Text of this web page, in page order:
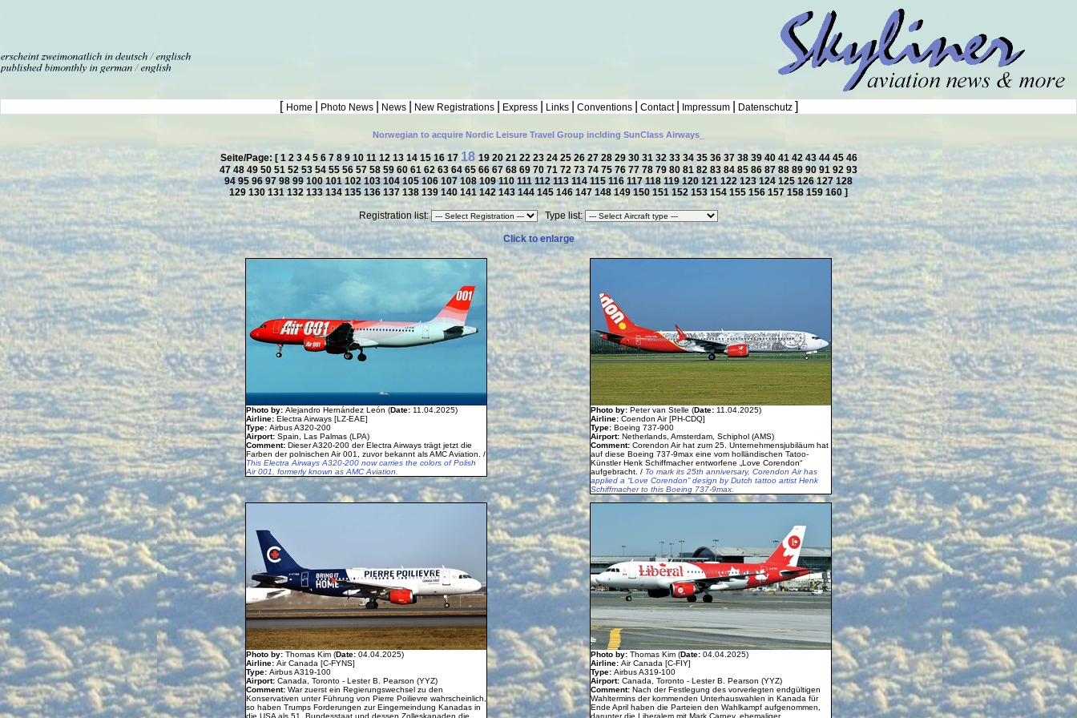
[ Home Photo News News New Registrations Express Links Conventions Contact Impressum Datenschutz ]
Norwegian to acquire Nordic Leisure Travel Group inclding SunClass Airways_
Seite/Page: [1 2 3 4 5 6 7 8 9 10 11 12 13 14 15 16 17 18 19 20 21 22 23 24 25 26 27 28 29 30 31 32 33 34 35 36 37 38 39 40 41 42 43 44 45 46
4748 49 50 51 52 53 54 55 56 57 5859 60 61 62 63 6465 66 67 68 69 7071 72 73 74 75 76 77 78 79 80 81 82 83 84 85 86 8788 89 90 91 92 93
94 95 96 97 98 99100101102 103 104 105 106 107108109110 111 112 113 114 115 116117118 119120 121 122 123124 125126127 128
129 130131132133134135136 137 138 139 140141142143 144 145 146 147 148 149 150151152 153 154 155 156157 158 159 160]
Registration list: Type list:
Click to enlarge
Photo by: Alejandro Hernández León (Date: 11.04.2025)
Airline: Electra Airways [LZ-EAE]
Type: Airbus A320-200
Airport: Spain, Las Palmas (LPA)
Comment: Dieser A320-200 der Electra Airways trägt jetzt die
Farben der polnischen Air 001, zuvor bekannt als AMC Aviation. /
This Electra Airways A320-200 now carries the colors of Polish
Air 001, formerly known as AMC Aviation.
Photo by: Peter van Stelle (Date: 11.04.2025)
Airline: Coendon Air [PH-CDQ]
Type: Boeing 737-900
Airport: Netherlands, Amsterdam, Schiphol (AMS)
Comment: Corendon Air hat zum 25. Unternehmensjubiläum hat
auf diese Boeing 737-9max eine vom holländischen Tatoo-
Künstler Henk Schiffmacher entworfene „Love Corendon“
aufgebracht. / To mark its 25th anniversary, Corendon Air has
applied a “Love Corendon” design by Dutch tattoo artist Henk
Schiffmacher to this Boeing 737-9max.
Photo by: Thomas Kim (Date: 04.04.2025)
Airline: Air Canada [C-FYNS]
Type: Airbus A319-100
Airport: Canada, Toronto - Lester B. Pearson (YYZ)
Comment: War zuerst ein Regierungswechsel zu den
Konservativen unter Führung von Pierre Poilievre wahrscheinlich,
so haben Trumps Forderungen zur Eingemeindung Kanadas in
die USA als 51. Bundesstaat und dessen Zolleskapaden die
Photo by: Thomas Kim (Date: 04.04.2025)
Airline: Air Canada [C-FIY]
Type: Airbus A319-100
Airport: Canada, Toronto - Lester B. Pearson (YYZ)
Comment: Nach der Festlegung des vorverlegten endgültigen
Wahltermins der kommenden Unterhauswahlen in Kanada für
Ende April haben die Parteien den Wahlkampf aufgenommen,
darunter die Liberalem mit Mark Carney, ehemaliger